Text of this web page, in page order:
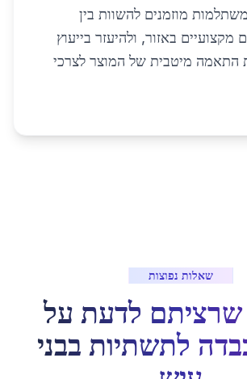
מוזמנים להשוות בין
מקצועיים באזור, ולהיעזר בייעוץ
התאמה מיטבית של המוצר לצרכי
שאלות נפוצות
לדעת על
לתשתיות בבני